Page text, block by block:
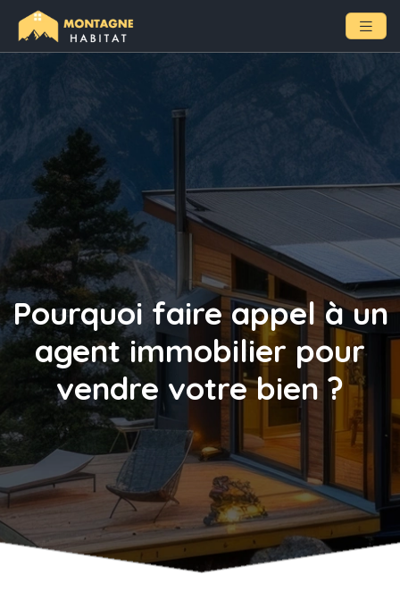
Pourquoi faire appel à un
agent immobilier pour
vendre votre bien ?